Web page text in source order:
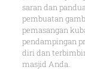
saran dan
pembuatan
pemasangan
pendampingan
diri dan
masjid Anda.